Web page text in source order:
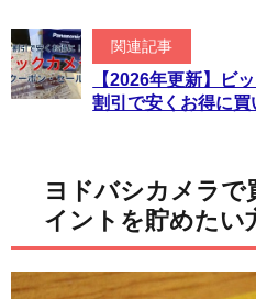
関連記事
【2026年更新】ビ
割引で安くお得に買
ヨドバシカメラで
イントを貯めたい